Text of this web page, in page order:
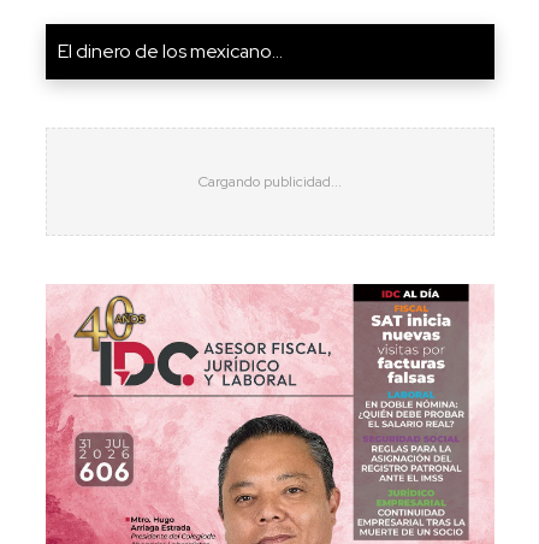
El dinero de los mexicano...